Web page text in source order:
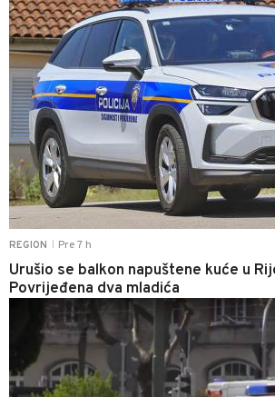
REGION Pre 7 h
Urušio se balkon napuštene kuće u
Povrijeđena dva mladića